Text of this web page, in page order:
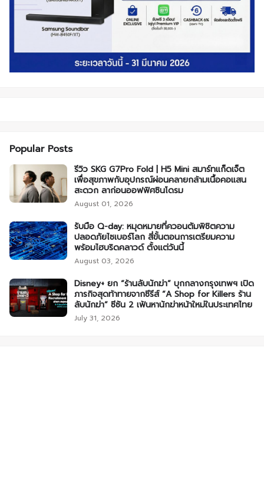
Popular Posts
รีวิว SKG G7Pro Fold | H5 Mini สมาร์ทแก็ดเจ็ต
เพื่อสุขภาพกับอุปกรณ์ผ่อนคลายกล้ามเนื้อคอแสน
สะดวก ลาก่อนออฟฟิศซินโดรม
August 01, 2026
รับมือ Q-day: หมุดหมายที่ควอนตัมพิชิตความ
ปลอดภัยไซเบอร์โลก สี่ขั้นตอนการเตรียมความ
พร้อมไฮบริดคลาวด์ ตั้งแต่วันนี้
August 03, 2026
Disney+ ยก “ร้านลับนักฆ่า” บุกกลางกรุงเทพฯ เปิด
ภารกิจสุดท้าทายจากซีรีส์ “A Shop for Killers ร้าน
ลับนักฆ่า” ซีซัน 2 เฟ้นหานักฆ่าหน้าใหม่ในประเทศไทย
July 31, 2026